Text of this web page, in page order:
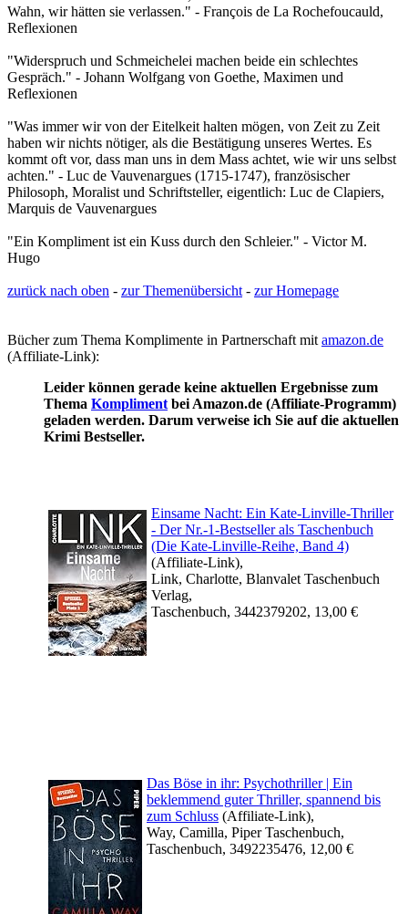
Wahn, wir hätten sie verlassen." - François de La Rochefoucauld,
Reflexionen
"Widerspruch und Schmeichelei machen beide ein schlechtes
Gespräch." - Johann Wolfgang von Goethe, Maximen und
Reflexionen
"Was immer wir von der Eitelkeit halten mögen, von Zeit zu Zeit
haben wir nichts nötiger, als die Bestätigung unseres Wertes. Es
kommt oft vor, dass man uns in dem Mass achtet, wie wir uns selbst
achten." - Luc de Vauvenargues (1715-1747), französischer
Philosoph, Moralist und Schriftsteller, eigentlich: Luc de Clapiers,
Marquis de Vauvenargues
"Ein Kompliment ist ein Kuss durch den Schleier." - Victor M.
Hugo
zurück nach oben - zur Themenübersicht - zur Homepage
Bücher zum Thema Komplimente in Partnerschaft mit amazon.de
(Affiliate-Link):
Leider können gerade keine aktuellen Ergebnisse zum
Thema Kompliment bei Amazon.de (Affiliate-Programm)
geladen werden. Darum verweise ich Sie auf die aktuellen
Krimi Bestseller.
Einsame Nacht: Ein Kate-Linville-Thriller
- Der Nr.-1-Bestseller als Taschenbuch
(Die Kate-Linville-Reihe, Band 4)
(Affiliate-Link),
Link, Charlotte, Blanvalet Taschenbuch
Verlag,
Taschenbuch, 3442379202, 13,00 €
Das Böse in ihr: Psychothriller | Ein
beklemmend guter Thriller, spannend bis
zum Schluss (Affiliate-Link),
Way, Camilla, Piper Taschenbuch,
Taschenbuch, 3492235476, 12,00 €